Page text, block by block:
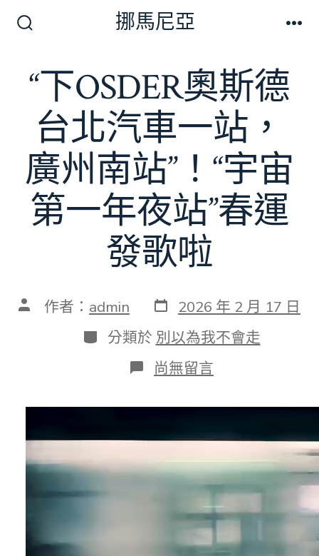
換
挪馬尼亞
“下OSDER奧斯德
台北汽車一站，
廣州南站”！“宇宙
第一年夜站”春運
發歌啦
文 作者： admin 發
表
日
期
2026 年 2 月 17 日
分
類
分類於 別以為我不會走
在
〈“下
奧
德
北
汽
站，
尚無留言